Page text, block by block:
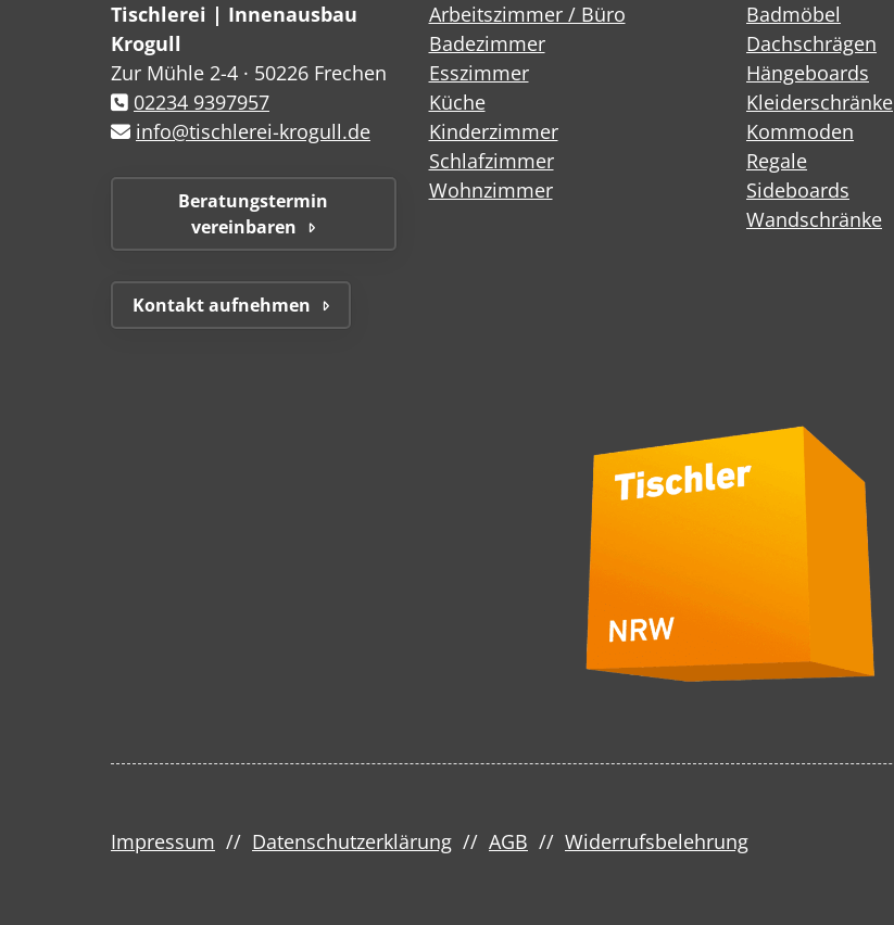
Tischlerei | Innenausbau
Krogull
Zur Mühle 2-4 · 50226 Frechen
02234 9397957
info@tischlerei-krogull.de
Beratungstermin
vereinbaren
Kontakt aufnehmen
Arbeitszimmer / Büro
Badezimmer
Esszimmer
Küche
Kinderzimmer
Schlafzimmer
Wohnzimmer
Badmöbel
Dachschrägen
Hängeboards
Kleiderschränke
Kommoden
Regale
Sideboards
Wandschränke
Impressum // Datenschutzerklärung // AGB // Widerrufsbelehrung